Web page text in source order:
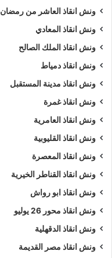
ونش انقاذ العاشر من رمضان
ونش انقاذ المعادي
ونش انقاذ الملك الصالح
ونش انقاذ دمياط
ونش انقاذ مدينة المستقبل
ونش انقاذ غمرة
ونش انقاذ العامرية
ونش انقاذ القليوبية
ونش انقاذ المعصرة
ونش انقاذ القناطر الخيرية
ونش انقاذ ابو رواش
ونش انقاذ محور 26 يوليو
ونش انقاذ الدقهلية
ونش انقاذ مصر القديمة